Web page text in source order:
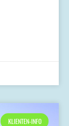
KLIENTEN-INFO